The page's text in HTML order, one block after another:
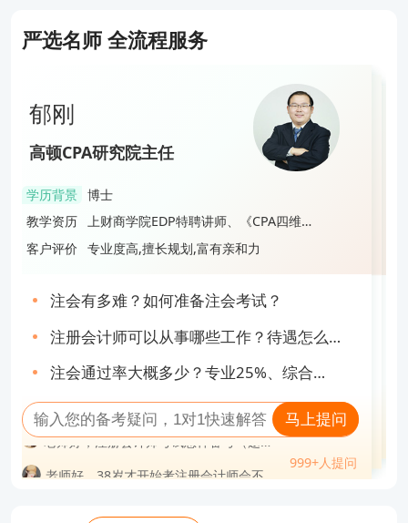
CPA《战略》考前必背10页纸
现在扫码回复战略10页领取
严选名师 全流程服务
郁刚
高顿CPA研究院主任
学历背景 博士
教学资历 上财商学院EDP特聘讲师、《CPA四维考
霸》主编
客户评价 专业度高,擅长规划,富有亲和力
注会有多难？如何准备注会考试？
注册会计师可以从事哪些工作？待遇怎么
样？揭秘！
注会通过率大概多少？专业25%、综合
80%！
马上提问
太迟？
999+人提问
张丽丽
高顿CPA明星讲师
学历背景 硕士
教学资历 央广网明星讲师、多年面授&网课教学经
验
客户评价 专业,热情洋溢,细心负责
cpa好考吗难度大吗？单科通过率不足
30%！
cpa怎么报名？九步教你搞定报名流程！
CPA《会计》专题讲义，135页精华总结，
马上提问
老师好，注会证书挂出去多少钱一年？
老师好，注册会计师考试科目几年考完？
老师好，cpa工资一般是多少钱？
999+人提问
高顿CPA明星讲师
学历背景
教学资历 高顿CPA最具特色的教师之一、《CPA大
蓝本》主编
客户评价 接地气,风趣幽默,东北味段子手
2025年CPA《财管》学习建议计划书！
CPA六科考前必背10页纸.pdf
cpa工资一般多少钱一个月？坦白局来了
马上提问
老师好，考过注册会计师能干嘛？
老师好，考完注册会计师可以做什么工
教学资历 四大会计师事务所财务内训指定讲师、
《CPA押题密卷及赢考手册》主编
客户评价 重点突出,逻辑分析力强,通俗易懂
注册会计师待遇如何？收入高不高？
注会考试成绩有效期如何计算？算错就亏
老师好，cpa自学过的概率大吗？
老师好，cpa证书一年挣多少钱？
999+人提问
郁刚
教学资历
上财商学院EDP特聘讲师、《CPA四维考
霸》主编
客户评价 专业度高,擅长规划,富有亲和力
注会有多难？如何准备注会考试？
样？揭秘！
80%！
老师好，38岁才开始考注册会计师会不会
太迟？
老师好，注册会计师通过率是多少？
老师好，有了注册会计师证后好找工作
999+人提问